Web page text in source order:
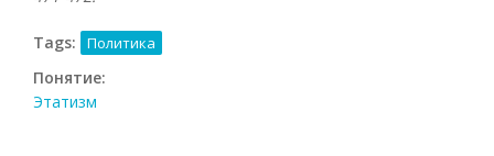
Tags: Политика
Понятие:
Этатизм